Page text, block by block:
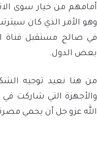
أمامهم من خيار سوى
وهو الأمر الذي كان
في صالح مستقبل
بعض الدول.
من هنا نعيد توجيه
والأجهزة التي شاركت
الله عزو جل أن يحمي